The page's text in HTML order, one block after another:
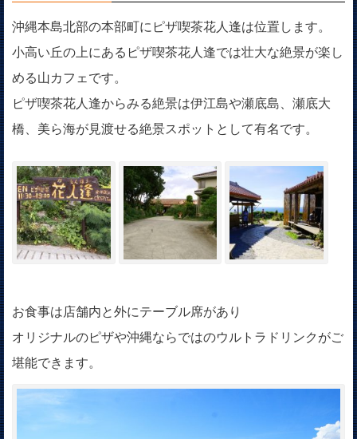
沖縄本島北部の本部町にピザ喫茶花人逢は位置します。
小高い丘の上にあるピザ喫茶花人逢では壮大な絶景が楽し
める山カフェです。
ピザ喫茶花人逢からみる絶景は伊江島や瀬底島、瀬底大
橋、美ら海が見渡せる絶景スポットとして有名です。
お食事は店舗内と外にテーブル席があり
オリジナルのピザや沖縄ならではのウルトラドリンクがご
堪能できます。